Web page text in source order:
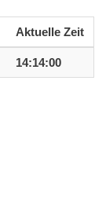
Aktuelle Zeit
14:14:00